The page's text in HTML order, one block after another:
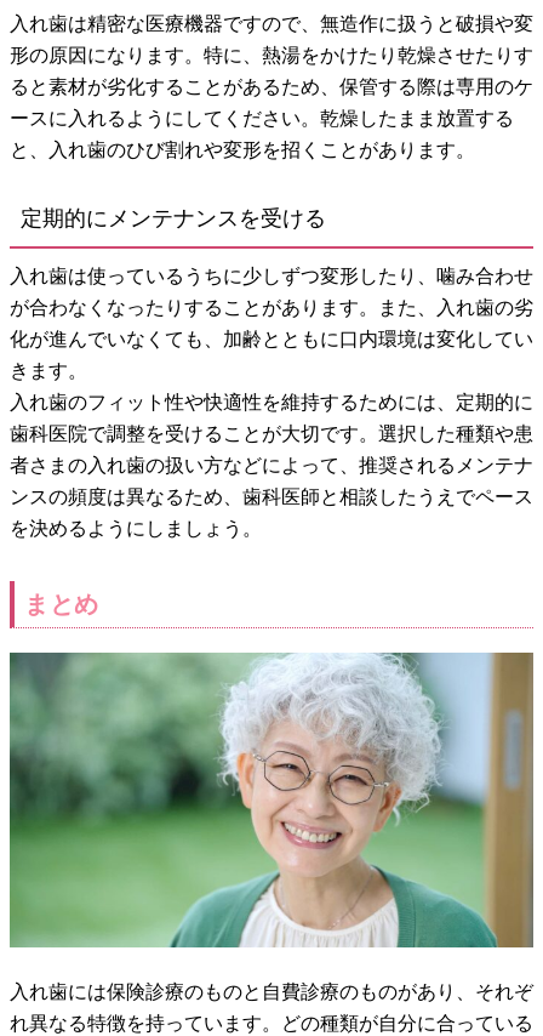
入れ歯は精密な医療機器ですので、無造作に扱うと破損や変
形の原因になります。特に、熱湯をかけたり乾燥させたりす
ると素材が劣化することがあるため、保管する際は専用のケ
ースに入れるようにしてください。乾燥したまま放置する
と、入れ歯のひび割れや変形を招くことがあります。
定期的にメンテナンスを受ける
入れ歯は使っているうちに少しずつ変形したり、噛み合わせ
が合わなくなったりすることがあります。また、入れ歯の劣
化が進んでいなくても、加齢とともに口内環境は変化してい
きます。
入れ歯のフィット性や快適性を維持するためには、定期的に
歯科医院で調整を受けることが大切です。選択した種類や患
者さまの入れ歯の扱い方などによって、推奨されるメンテナ
ンスの頻度は異なるため、歯科医師と相談したうえでペース
を決めるようにしましょう。
まとめ
入れ歯には保険診療のものと自費診療のものがあり、それぞ
れ異なる特徴を持っています。どの種類が自分に合っている